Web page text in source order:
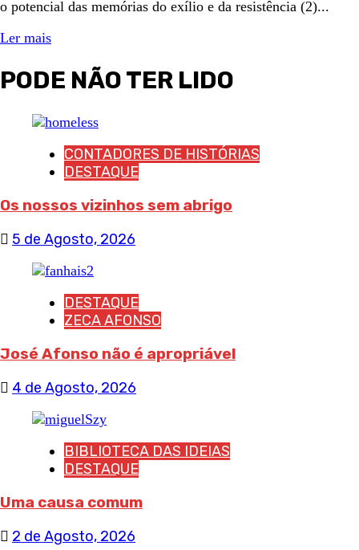
o potencial das memórias do exílio e da resistência (2)...
Ler mais
PODE NÃO TER LIDO
CONTADORES DE HISTÓRIAS
DESTAQUE
Os nossos vizinhos sem abrigo
5 de Agosto, 2026
DESTAQUE
ZECA AFONSO
José Afonso não é apropriável
4 de Agosto, 2026
BIBLIOTECA DAS IDEIAS
DESTAQUE
Uma causa comum
2 de Agosto, 2026